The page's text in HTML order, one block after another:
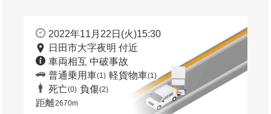
2022年11月22日(火)15:30
日田市大字夜明 付近
車両相互 中破事故
普通乗用車(1) 軽貨物車(1)
死亡(0) 負傷(2)
距離2670m